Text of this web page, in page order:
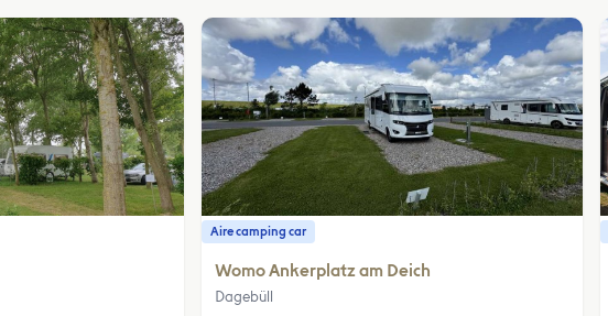
Aire camping car
Womo Ankerplatz am Deich
Dagebüll